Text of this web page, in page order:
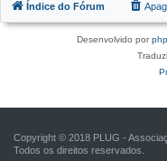
Índice do Fórum
Desenvolvido por
Copyright © 2018 PLUG -
Todos os direitos reservados.